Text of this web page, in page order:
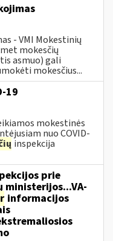
- VMI Mokestinių
mokesčių
asmuo) gali
mokesčius...
19
mokestinės
nuo COVID-
inspekcija
prie
ministerijos...VA-
informacijos